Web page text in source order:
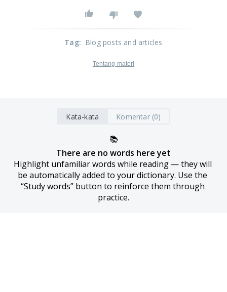
Tag: Blog posts and articles
Tentang materi
Kata-kata Komentar (0)
📚
There are no words here yet
Highlight unfamiliar words while reading — they will
be automatically added to your dictionary. Use the
“Study words” button to reinforce them through
practice.